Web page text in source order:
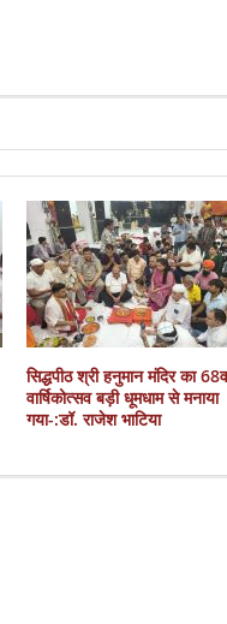
सिद्धपीठ श्री हनुमान मंदिर का
वार्षिकोत्सव बड़ी धूमधाम से मनाया
गया-:डॉ. राजेश भाटिया